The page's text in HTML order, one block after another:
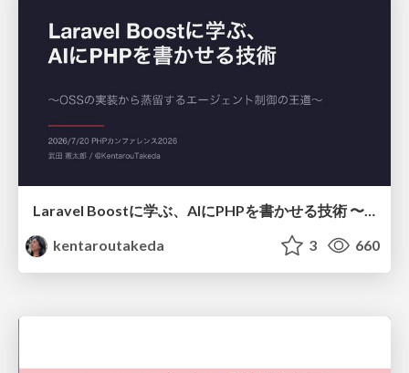
Laravel Boostに学ぶ、AIにPHPを書かせる技術 〜OSSの実装から蒸留するエージェント制御の王道〜
kentaroutakeda
3 660